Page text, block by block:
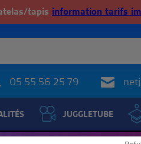
tapis information tarifs
05 55 56 25 79
JUGGLETUBE